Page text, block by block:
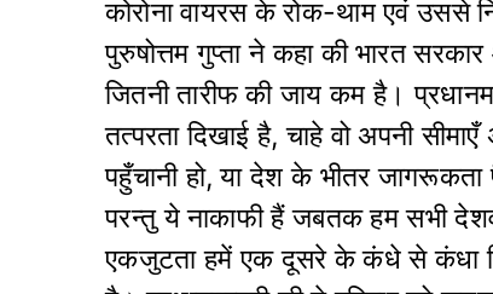
कोरोना वायरस के रोक-थाम एवं उससे
पुरुषोत्तम गुप्ता ने कहा की भारत
जितनी तारीफ की जाय कम है।
तत्परता दिखाई है, चाहे वो अपनी
पहुँचानी हो, या देश के भीतर
परन्तु ये नाकाफी हैं जबतक हम सभी
एकजुटता हमें एक दूसरे के कंधे से कंधा